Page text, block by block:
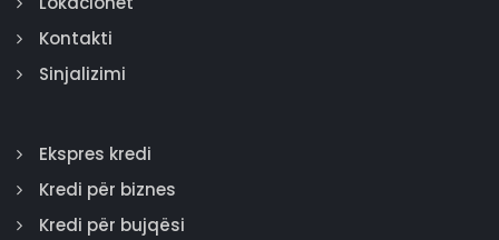
Kontakti
Sinjalizimi
Ekspres kredi
Kredi për biznes
Kredi për bujqësi